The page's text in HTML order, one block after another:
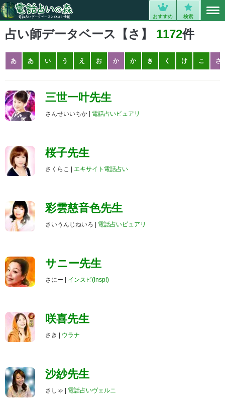
おすすめ 検索
占い師データベース【さ】 1172件
あ あ い う え お か か き く け こ さ
三世一叶先生
さんせいいちか | 電話占いピュアリ
桜子先生
さくらこ | エキサイト電話占い
彩雲慈音色先生
さいうんじねいろ | 電話占いピュアリ
サニー先生
さにー | インスピ(insp!)
咲喜先生
さき | ウラナ
沙紗先生
さしゃ | 電話占いヴェルニ